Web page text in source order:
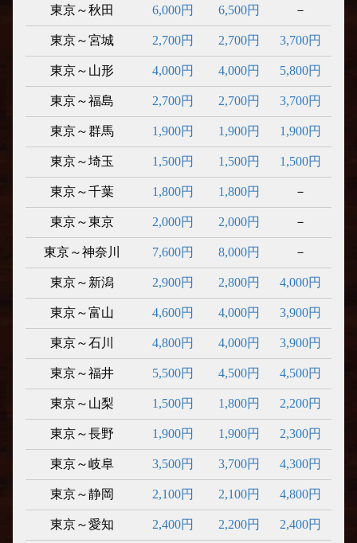
東京～秋田 6,000円 6,500円 －
東京～宮城 2,700円 2,700円 3,700円
東京～山形 4,000円 4,000円 5,800円
東京～福島 2,700円 2,700円 3,700円
東京～群馬 1,900円 1,900円 1,900円
東京～埼玉 1,500円 1,500円 1,500円
東京～千葉 1,800円 1,800円 －
東京～東京 2,000円 2,000円 －
東京～神奈川 7,600円 8,000円 －
東京～新潟 2,900円 2,800円 4,000円
東京～富山 4,600円 4,000円 3,900円
東京～石川 4,800円 4,000円 3,900円
東京～福井 5,500円 4,500円 4,500円
東京～山梨 1,500円 1,800円 2,200円
東京～長野 1,900円 1,900円 2,300円
東京～岐阜 3,500円 3,700円 4,300円
東京～静岡 2,100円 2,100円 4,800円
東京～愛知 2,400円 2,200円 2,400円